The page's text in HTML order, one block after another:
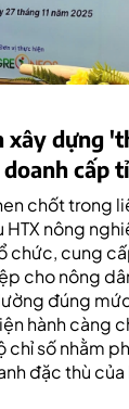
xây dựng
cấp
chốt trong
HTX nông
chức, cung
cho nông
đúng
hành càng
số nhằm
đặc thù